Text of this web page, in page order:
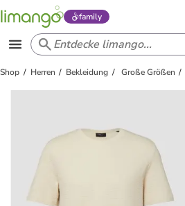
family
Shop Herren Bekleidung Große Größen